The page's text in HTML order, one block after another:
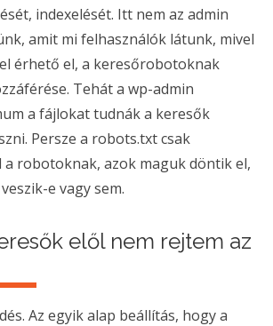
indexelését. Itt nem az admin
amit mi felhasználók látunk, mivel
érhető el, a keresőrobotoknak
Tehát a wp-admin
a fájlokat tudnák a keresők
Persze a robots.txt csak
robotoknak, azok maguk döntik el,
e vagy sem.
elől nem rejtem az
Az egyik alap beállítás, hogy a